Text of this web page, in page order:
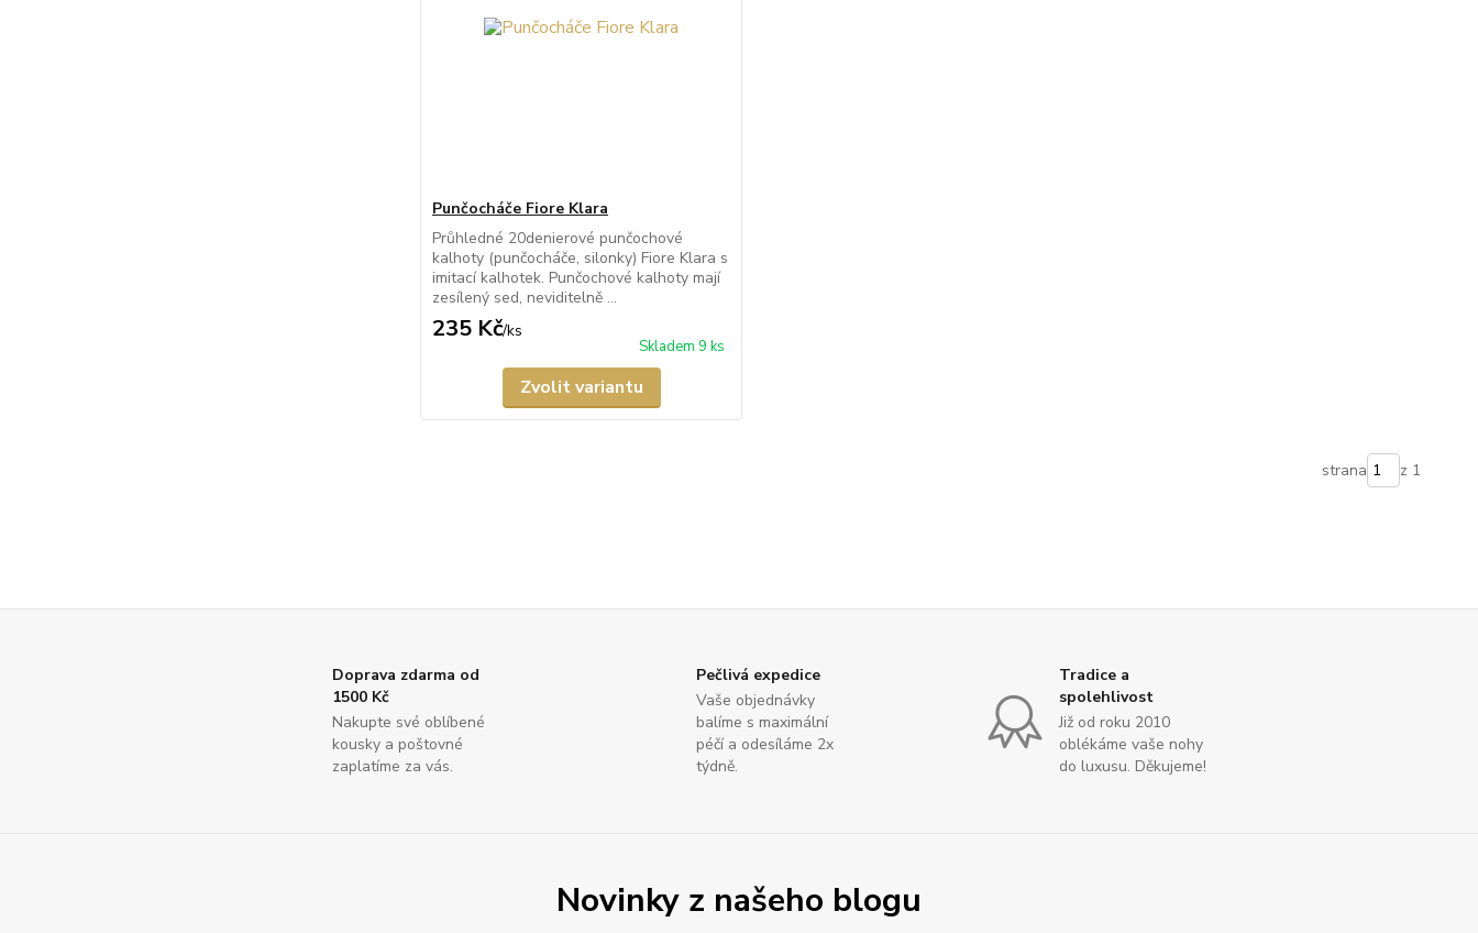
Punčocháče Fiore Klara
Průhledné 20denierové punčochové
kalhoty (punčocháče, silonky) Fiore Klara s
imitací kalhotek. Punčochové kalhoty mají
zesílený sed, neviditelně ...
235 Kč/ks
Skladem 9 ks
Zvolit variantu
strana z 1
Doprava zdarma od
1500 Kč
Nakupte své oblíbené
kousky a poštovné
zaplatíme za vás.
Pečlivá expedice
Vaše objednávky
balíme s maximální
péčí a odesíláme 2x
týdně.
Tradice a
spolehlivost
Již od roku 2010
oblékáme vaše nohy
do luxusu. Děkujeme!
Novinky z našeho blogu